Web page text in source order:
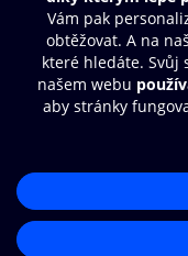
Další zábava
© O2 Czech Republic a.s.
Zásady zpracování